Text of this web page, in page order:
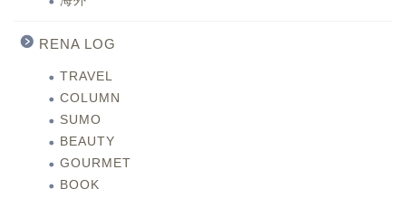
RENA LOG
TRAVEL
COLUMN
SUMO
BEAUTY
GOURMET
BOOK